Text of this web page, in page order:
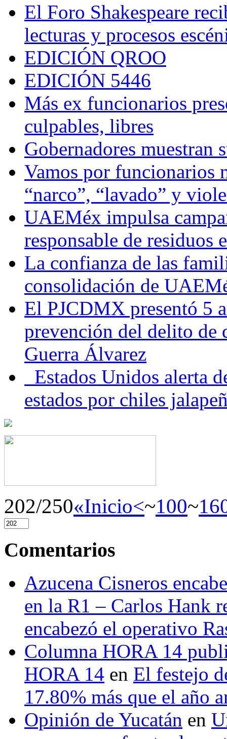
El Foro Shakespeare
lecturas y procesos
EDICIÓN QROO
EDICIÓN 5446
Más ex funcionarios
culpables, libres
Gobernadores muestran
Vamos por funcionarios
“narco”, “lavado” y
UAEMéx impulsa
responsable de residuos
La confianza de las
consolidación de
El PJCDMX presentó 5
prevención del delito de
Guerra Álvarez
Estados Unidos alerta
estados por chiles
202/250«Inicio<~100~
Comentarios
Azucena Cisneros
en la R1 – Carlos Hank
encabezó el operativo
Columna HORA 14
HORA 14 en El festejo
17.80% más que el año
Opinión de Yucatán en